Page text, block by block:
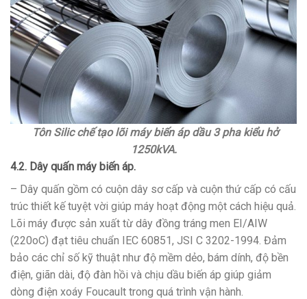
Tôn Silic chế tạo lõi máy biến áp dầu 3 pha kiểu hở
1250kVA.
4.2. Dây quấn máy biến áp.
– Dây quấn gồm có cuộn dây sơ cấp và cuộn thứ cấp có cấu
trúc thiết kế tuyệt vời giúp máy hoạt động một cách hiệu quả.
Lõi máy được sản xuất từ dây đồng tráng men EI/AIW
(220oC) đạt tiêu chuẩn IEC 60851, JSI C 3202-1994. Đảm
bảo các chỉ số kỹ thuật như độ mềm dẻo, bám dính, độ bền
điện, giãn dài, độ đàn hồi và chịu dầu biến áp giúp giảm
dòng điện xoáy Foucault trong quá trình vận hành.